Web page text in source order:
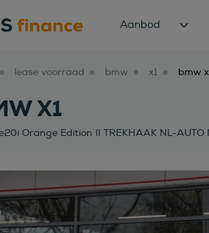
Aanbod
lease voorraad bmw x1
X1
Orange Edition II TREKHAAK NL-AUTO